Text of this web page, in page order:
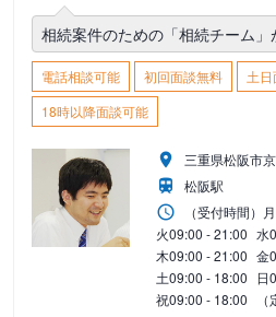
相続案件のための「相続チーム」
電話相談可能 初回面談無料
土
18時以降面談可能
三重県松阪市
松阪駅
（受付時間） 月
火09:00 - 21:00 水
木09:00 - 21:00 金
土09:00 - 18:00 日
祝09:00 - 18:00